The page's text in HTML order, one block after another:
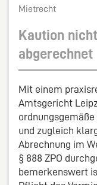
Mietrecht
Kaution
abgerechnet
Mit einem
Amtsgericht
und zugleich
Abrechnung im
§ 888 ZPO
bemerkenswert